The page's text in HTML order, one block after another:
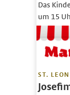
Das
um 15
ST.